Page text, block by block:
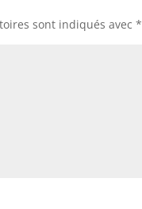
sont indiqués avec*